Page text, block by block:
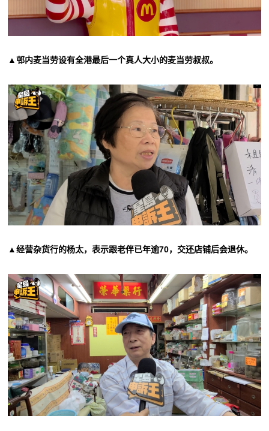
▲邨内麦当劳设有全港最后一个真人大小的麦当劳叔叔。
▲经营杂货行的杨太，表示跟老伴已年逾70，交还店铺后会退休。